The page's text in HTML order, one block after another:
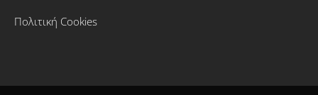
Πολιτική Cookies